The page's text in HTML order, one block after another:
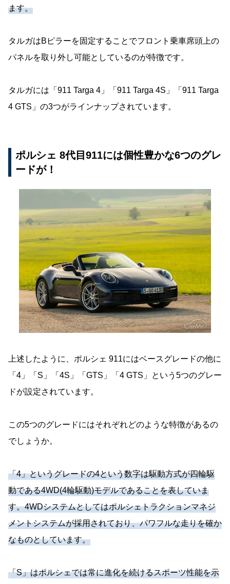
ます。
タルガはBピラーを固定することでフロント乗車席頭上の
パネルを取り外し可能としているのが特徴です。
タルガには「911 Targa 4」「911 Targa 4S」「911 Targa
4 GTS」の3つがラインナップされています。
ポルシェ 8代目911には個性豊かな6つのグレ
ードが！
上述したように、ポルシェ 911にはベースグレードの他に
「4」「S」「4S」「GTS」「4 GTS」という5つのグレー
ドが設定されています。
この5つのグレードにはそれぞれどのような特徴があるの
でしょうか。
「4」というグレードの4という数字は駆動方式が四輪駆
動である4WD(4輪駆動)モデルであることを表していま
す。4WDシステムとしてはポルシェトラクションマネジ
メントシステムが採用されており、パワフルな走りを確か
なものとしています。
「S」はポルシェでは常に進化を続けるスポーツ性能を示